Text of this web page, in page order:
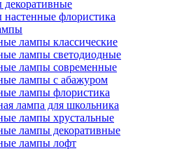
флористика
лампы классические
лампы светодиодные
лампы современные
лампы с абажуром
лампы флористика
лампа для школьника
лампы хрустальные
лампы декоративные
лампы лофт